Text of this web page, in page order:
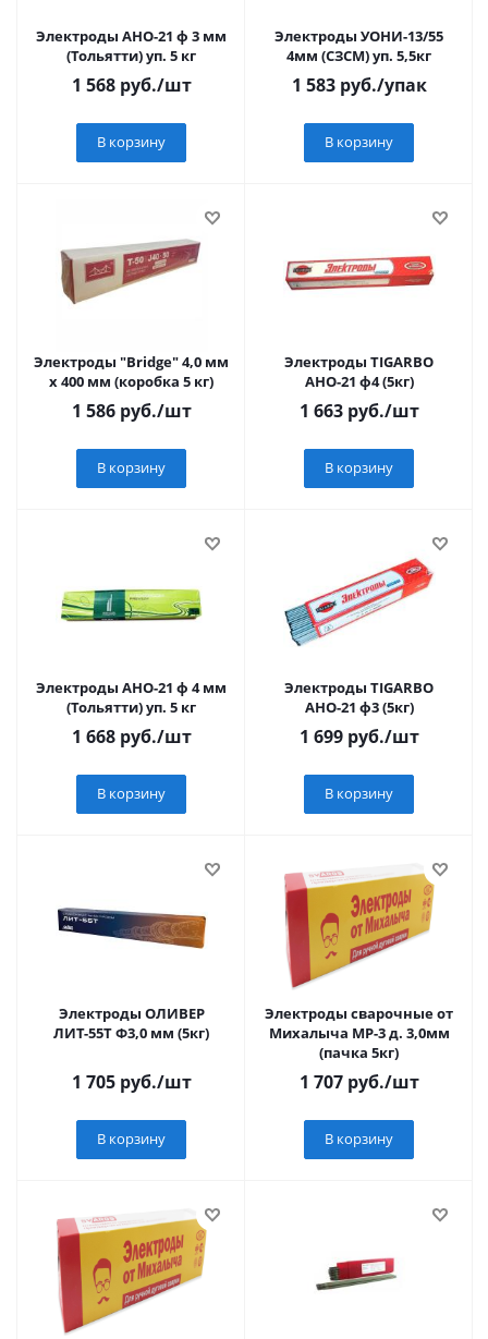
Электроды АНО-21 ф 3 мм
(Тольятти) уп. 5 кг
1 568руб./шт
В корзину
Электроды УОНИ-13/55
4мм (СЗСМ) уп. 5,5кг
1 583руб./упак
В корзину
Электроды "Bridge" 4,0 мм
х 400 мм (коробка 5 кг)
1 586руб./шт
В корзину
Электроды TIGARBO
АНО-21 ф4 (5кг)
1 663руб./шт
В корзину
Электроды АНО-21 ф 4 мм
(Тольятти) уп. 5 кг
1 668руб./шт
В корзину
Электроды TIGARBO
АНО-21 ф3 (5кг)
1 699руб./шт
В корзину
Электроды ОЛИВЕР
ЛИТ-55Т Ф3,0 мм (5кг)
1 705руб./шт
В корзину
Электроды сварочные от
Михалыча МР-3 д. 3,0мм
(пачка 5кг)
1 707руб./шт
В корзину